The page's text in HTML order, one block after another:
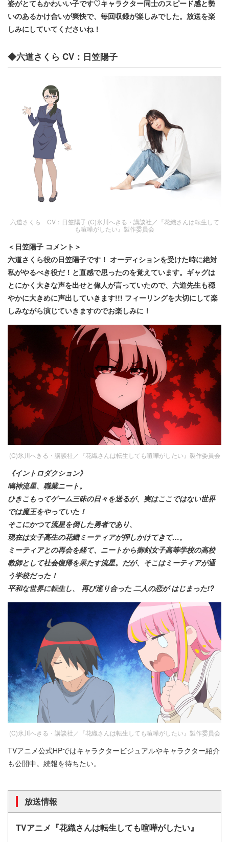
姿がとてもかわいい子です♡キャラクター同士のスピード感と勢
いのあるかけ合いが爽快で、毎回収録が楽しみでした。放送を楽
しみにしていてくださいね！
◆六道さくら CV：日笠陽子
六道さくら CV：日笠陽子 (C)氷川へきる・講談社／『花織さんは転生して
も喧嘩がしたい』製作委員会
＜日笠陽子 コメント＞
六道さくら役の日笠陽子です！ オーディションを受けた時に絶対
私がやるべき役だ！と直感で思ったのを覚えています。ギャグは
とにかく大きな声を出せと偉人が言っていたので、六道先生も穏
やかに大きめに声出していきます!!! フィーリングを大切にして楽
しみながら演じていきますのでお楽しみに！
(C)氷川へきる・講談社／『花織さんは転生しても喧嘩がしたい』製作委員会
《イントロダクション》
鳴神流星、職業ニート。
ひきこもってゲーム三昧の日々を送るが、実はここではない世界
では魔王をやっていた！
そこにかつて流星を倒した勇者であり、
現在は女子高生の花織ミーティアが押しかけてきて…。
ミーティアとの再会を経て、ニートから御剣女子高等学校の高校
教師として社会復帰を果たす流星。だが、そこはミーティアが通
う学校だった！
平和な世界に転生し、 再び巡り合った 二人の恋が はじまった!?
(C)氷川へきる・講談社／『花織さんは転生しても喧嘩がしたい』製作委員会
TVアニメ公式HPではキャラクタービジュアルやキャラクター紹介
も公開中。続報を待ちたい。
放送情報
TVアニメ『花織さんは転生しても喧嘩がしたい』